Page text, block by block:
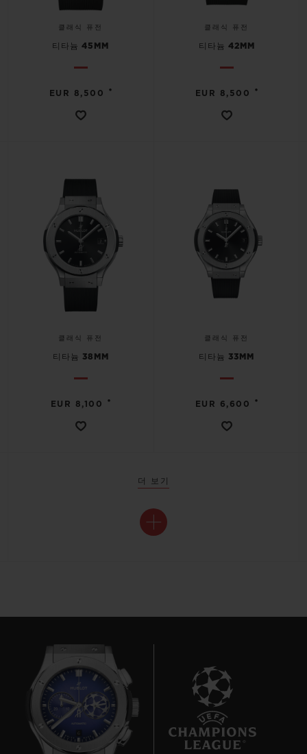
클래식 퓨전
티타늄 45MM
EUR 8,500 •
클래식 퓨전
티타늄 42MM
EUR 8,500 •
클래식 퓨전
티타늄 38MM
EUR 8,100 •
클래식 퓨전
티타늄 33MM
EUR 6,600 •
더 보기